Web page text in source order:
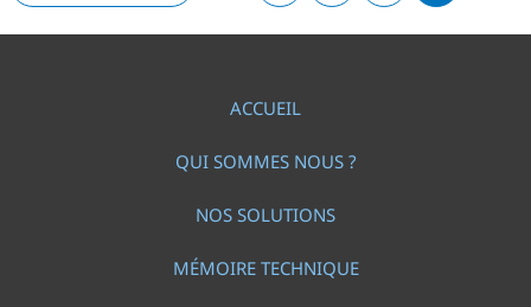
ACCUEIL
QUI SOMMES NOUS ?
NOS SOLUTIONS
MÉMOIRE TECHNIQUE